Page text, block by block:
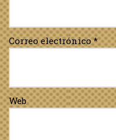
Correo electrónico*
Web